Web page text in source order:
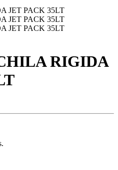
RIGIDA